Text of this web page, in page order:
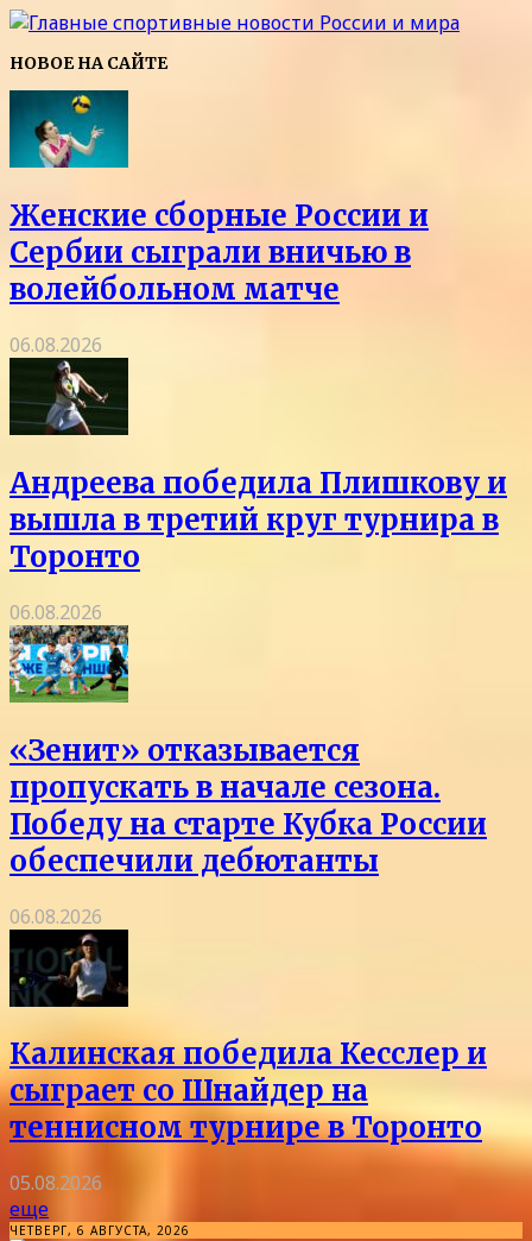
НОВОЕ НА САЙТЕ
Женские сборные России и
Сербии сыграли вничью в
волейбольном матче
06.08.2026
Андреева победила Плишкову и
вышла в третий круг турнира в
Торонто
06.08.2026
«Зенит» отказывается
пропускать в начале сезона.
Победу на старте Кубка России
обеспечили дебютанты
06.08.2026
Калинская победила Кесслер и
сыграет со Шнайдер на
теннисном турнире в Торонто
05.08.2026
еще
ЧЕТВЕРГ, 6 АВГУСТА, 2026